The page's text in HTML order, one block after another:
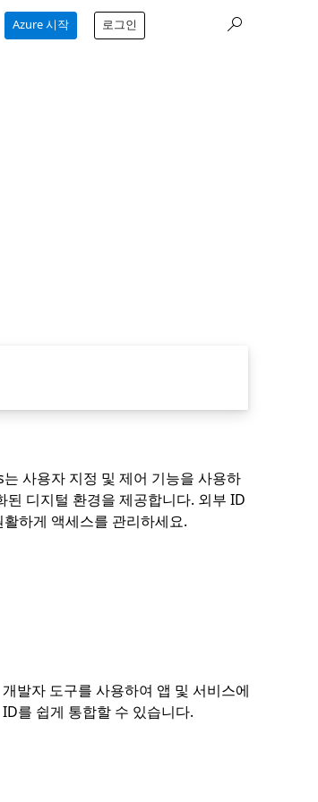
Azure 시작 로그인
사용자 지정 및 제어 기능을 사용하
디지털 환경을 제공합니다. 외부 ID
하게 액세스를 관리하세요.
개발자 도구를 사용하여 앱 및 서비스에
ID를 쉽게 통합할 수 있습니다.